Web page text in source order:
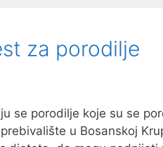
za porodilje
se porodilje koje su se
u Bosanskoj